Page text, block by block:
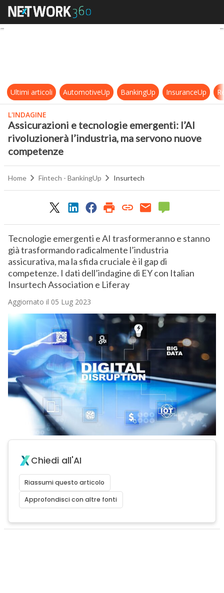
Assicurazioni e tecnologie
Ultimi articoli AutomotiveUp BankingUp InsuranceUp
L'INDAGINE
Assicurazioni e tecnologie emergenti: l’AI
rivoluzionerà l’industria, ma servono nuove
competenze
Home Fintech - BankingUp Insurtech
Tecnologie emergenti e AI trasformeranno e stanno
già trasformando radicalmente l’industria
assicurativa, ma la sfida cruciale è il gap di
competenze. I dati dell’indagine di EY con Italian
Insurtech Association e Liferay
Aggiornato il 05 Lug 2023
Chiedi all'AI
Riassumi questo articolo
Approfondisci con altre fonti